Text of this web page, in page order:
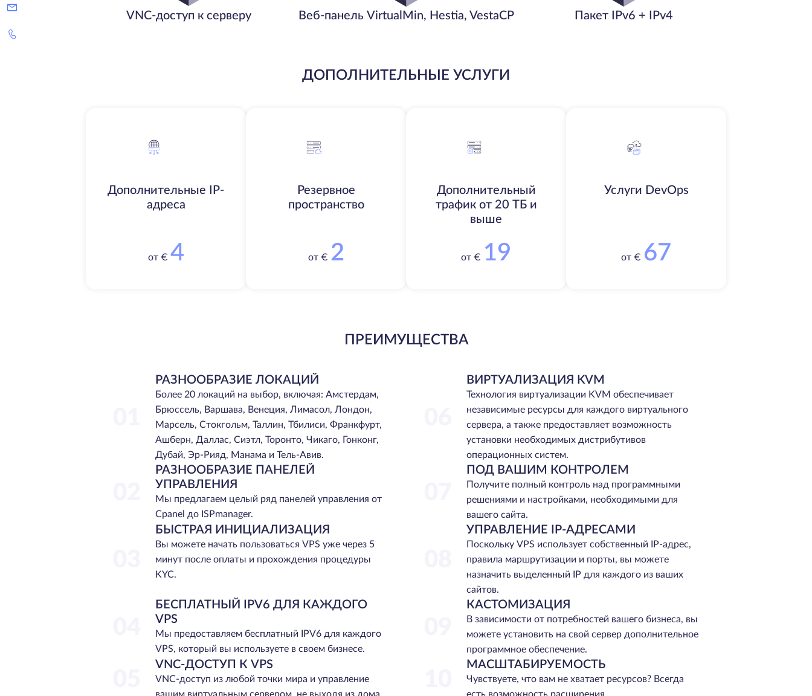
VNC-доступ к серверу Веб-панель VirtualMin, Hestia, VestaCP Пакет IPv6 + IPv4
ДОПОЛНИТЕЛЬНЫЕ УСЛУГИ
Дополнительные IP-
адреса
от € 4
Резервное
пространство
от € 2
Дополнительный
трафик от 20 ТБ и
выше
от € 19
Услуги DevOps
от € 67
ПРЕИМУЩЕСТВА
РАЗНООБРАЗИЕ ЛОКАЦИЙ
Более 20 локаций на выбор, включая: Амстердам,
Брюссель, Варшава, Венеция, Лимасол, Лондон,
Марсель, Стокгольм, Таллин, Тбилиси, Франкфурт,
Ашберн, Даллас, Сиэтл, Торонто, Чикаго, Гонконг,
Дубай, Эр-Рияд, Манама и Тель-Авив.
ВИРТУАЛИЗАЦИЯ KVM
Технология виртуализации KVM обеспечивает
независимые ресурсы для каждого виртуального
сервера, а также предоставляет возможность
установки необходимых дистрибутивов
операционных систем.
РАЗНООБРАЗИЕ ПАНЕЛЕЙ
УПРАВЛЕНИЯ
Мы предлагаем целый ряд панелей управления от
Cpanel до ISPmanager.
ПОД ВАШИМ КОНТРОЛЕМ
Получите полный контроль над программными
решениями и настройками, необходимыми для
вашего сайта.
БЫСТРАЯ ИНИЦИАЛИЗАЦИЯ
Вы можете начать пользоваться VPS уже через 5
минут после оплаты и прохождения процедуры
KYC.
УПРАВЛЕНИЕ IP-АДРЕСАМИ
Поскольку VPS использует собственный IP-адрес,
правила маршрутизации и порты, вы можете
назначить выделенный IP для каждого из ваших
сайтов.
БЕСПЛАТНЫЙ IPV6 ДЛЯ КАЖДОГО
VPS
Мы предоставляем бесплатный IPV6 для каждого
VPS, который вы используете в своем бизнесе.
КАСТОМИЗАЦИЯ
В зависимости от потребностей вашего бизнеса, вы
можете установить на свой сервер дополнительное
программное обеспечение.
VNC-ДОСТУП К VPS
VNC-доступ из любой точки мира и управление
МАСШТАБИРУЕМОСТЬ
Чувствуете, что вам не хватает ресурсов? Всегда